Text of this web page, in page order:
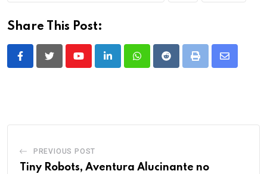
Share This Post:
YoutubeLinkedInWhatsappRedditPrint
Share
PREVIOUS POST
Tiny Robots, Aventura Alucinante no